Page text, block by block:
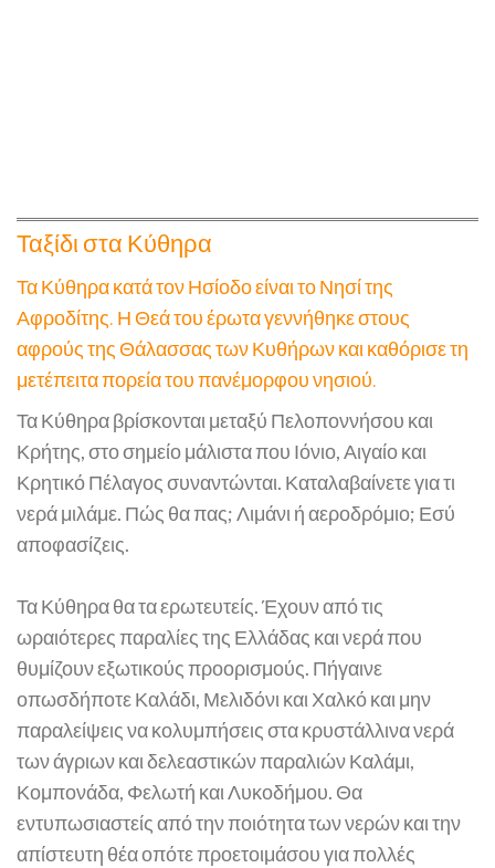
Ταξίδι στα Κύθηρα
Τα Κύθηρα κατά τον Ησίοδο είναι το Νησί της
Αφροδίτης. Η Θεά του έρωτα γεννήθηκε στους
αφρούς της Θάλασσας των Κυθήρων και καθόρισε τη
μετέπειτα πορεία του πανέμορφου νησιού.
Τα Κύθηρα βρίσκονται μεταξύ Πελοποννήσου και
Κρήτης, στο σημείο μάλιστα που Ιόνιο, Αιγαίο και
Κρητικό Πέλαγος συναντώνται. Καταλαβαίνετε για τι
νερά μιλάμε. Πώς θα πας; Λιμάνι ή αεροδρόμιο; Εσύ
αποφασίζεις.
Τα Κύθηρα θα τα ερωτευτείς. Έχουν από τις
ωραιότερες παραλίες της Ελλάδας και νερά που
θυμίζουν εξωτικούς προορισμούς. Πήγαινε
οπωσδήποτε Καλάδι, Μελιδόνι και Χαλκό και μην
παραλείψεις να κολυμπήσεις στα κρυστάλλινα νερά
των άγριων και δελεαστικών παραλιών Καλάμι,
Κομπονάδα, Φελωτή και Λυκοδήμου. Θα
εντυπωσιαστείς από την ποιότητα των νερών και την
απίστευτη θέα οπότε προετοιμάσου για πολλές